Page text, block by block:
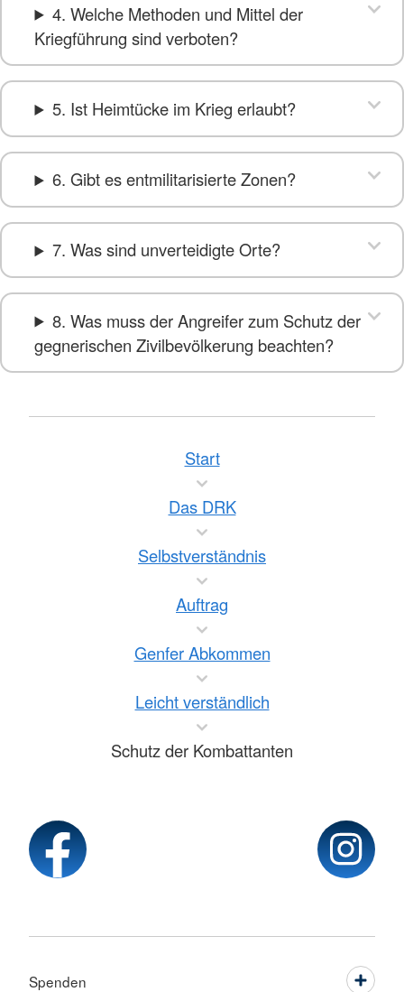
4. Welche Methoden und Mittel der
Kriegführung sind verboten?
5. Ist Heimtücke im Krieg erlaubt?
6. Gibt es entmilitarisierte Zonen?
7. Was sind unverteidigte Orte?
8. Was muss der Angreifer zum Schutz der
gegnerischen Zivilbevölkerung beachten?
Start
Das DRK
Selbstverständnis
Auftrag
Genfer Abkommen
Leicht verständlich
Schutz der Kombattanten
Spenden